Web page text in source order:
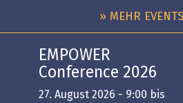
» MEHR EVENTS
EMPOWER
Conference 2026
27. August 2026 - 9:00 bis